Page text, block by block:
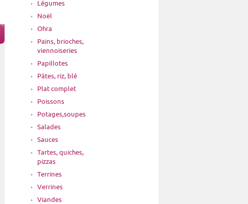
Légumes
Noël
Ohra
Pains, brioches,
viennoiseries
Papillotes
Pâtes, riz, blé
Plat complet
Poissons
Potages,soupes
Salades
Sauces
Tartes, quiches,
pizzas
Terrines
Verrines
Viandes